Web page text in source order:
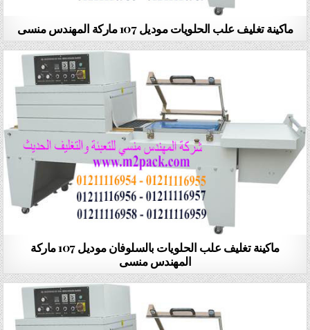
ماكينة تغليف علب الحلويات موديل 107 ماركة المهندس منسى
ماكينة تغليف علب الحلويات بالسلوفان موديل 107 ماركة
المهندس منسى